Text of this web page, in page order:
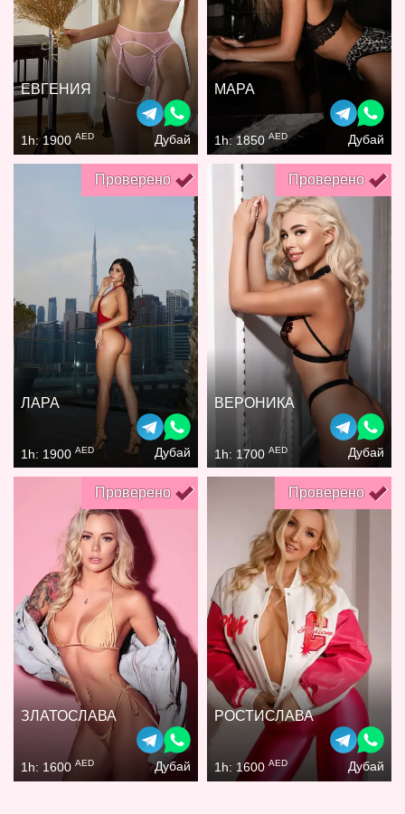
ЕВГЕНИЯ
1h: 1900 AED Дубай
МАРА
1h: 1850 AED Дубай
Проверено
ЛАРА
1h: 1900 AED Дубай
Проверено
ВЕРОНИКА
1h: 1700 AED Дубай
Проверено
ЗЛАТОСЛАВА
1h: 1600 AED Дубай
Проверено
РОСТИСЛАВА
1h: 1600 AED Дубай